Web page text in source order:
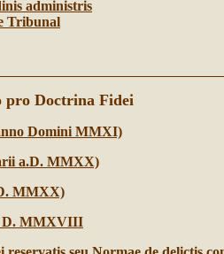
administris
Tribunal
pro Doctrina Fidei
Domini MMXI)
a.D. MMXX)
MMXX)
D. MMXVIII